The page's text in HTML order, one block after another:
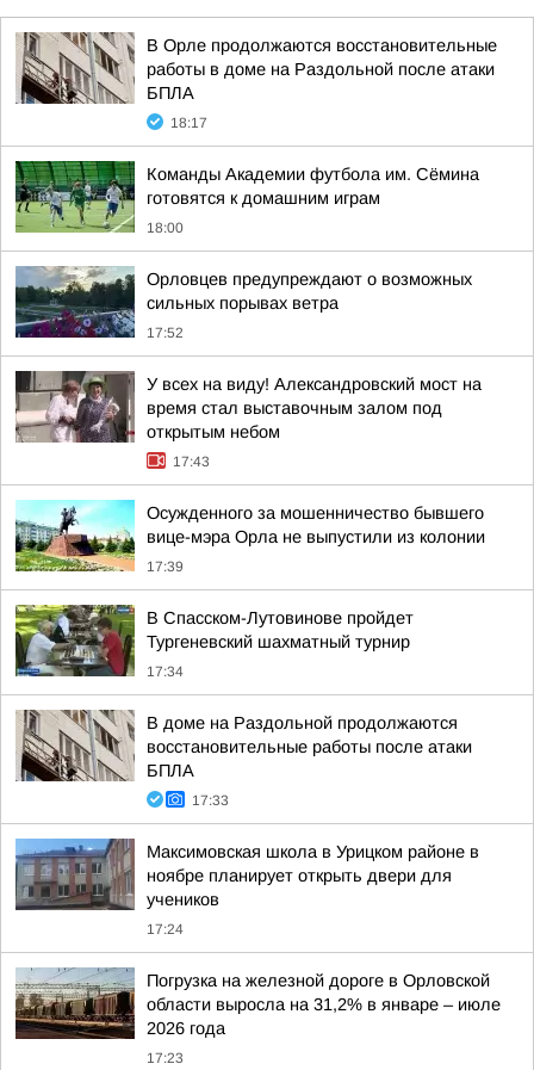
В Орле продолжаются восстановительные
работы в доме на Раздольной после атаки
БПЛА
18:17
Команды Академии футбола им. Сёмина
готовятся к домашним играм
18:00
Орловцев предупреждают о возможных
сильных порывах ветра
17:52
У всех на виду! Александровский мост на
время стал выставочным залом под
открытым небом
17:43
Осужденного за мошенничество бывшего
вице-мэра Орла не выпустили из колонии
17:39
В Спасском-Лутовинове пройдет
Тургеневский шахматный турнир
17:34
В доме на Раздольной продолжаются
восстановительные работы после атаки
БПЛА
17:33
Максимовская школа в Урицком районе в
ноябре планирует открыть двери для
учеников
17:24
Погрузка на железной дороге в Орловской
области выросла на 31,2% в январе – июле
2026 года
17:23